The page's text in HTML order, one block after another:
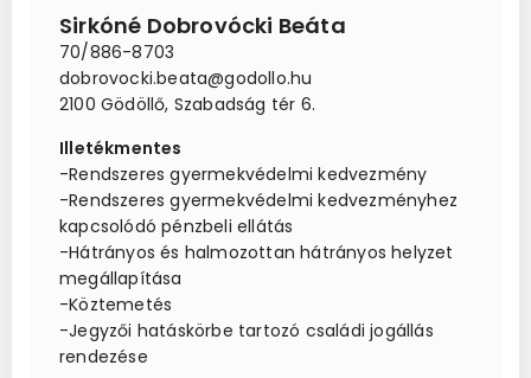
Sirkóné Dobrovócki Beáta
70/886-8703
dobrovocki.beata@godollo.hu
2100 Gödöllő, Szabadság tér 6.
Illetékmentes
-Rendszeres gyermekvédelmi kedvezmény
-Rendszeres gyermekvédelmi kedvezményhez
kapcsolódó pénzbeli ellátás
-Hátrányos és halmozottan hátrányos helyzet
megállapítása
-Köztemetés
-Jegyzői hatáskörbe tartozó családi jogállás
rendezése